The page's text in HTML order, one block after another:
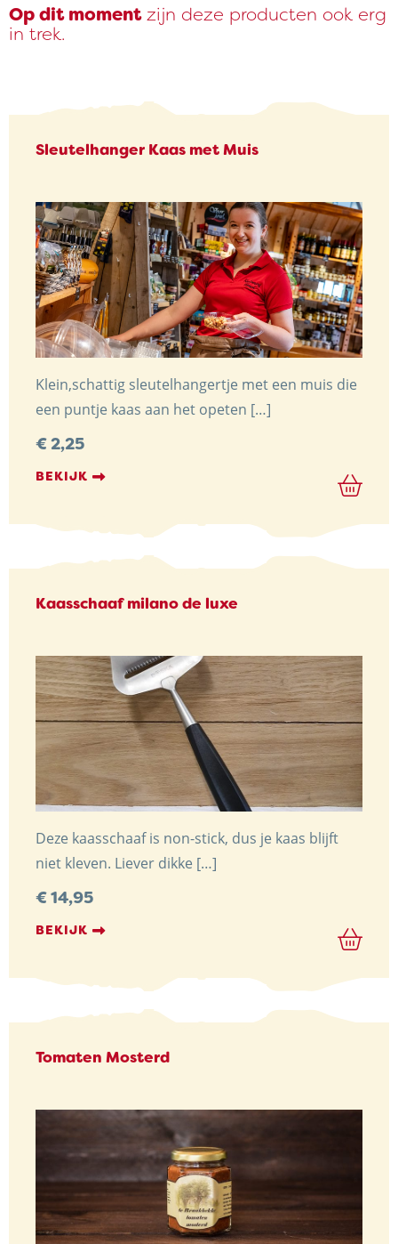
Op dit momentzijn deze producten ook erg
in trek.
Sleutelhanger Kaas met Muis
Klein,schattig sleutelhangertje met een muis die
een puntje kaas aan het opeten […]
€2,25
BEKIJK
Kaasschaaf milano de luxe
Deze kaasschaaf is non-stick, dus je kaas blijft
niet kleven. Liever dikke […]
€14,95
BEKIJK
Tomaten Mosterd